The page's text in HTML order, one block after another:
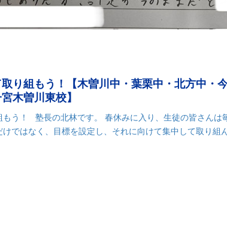
り組もう！【木曽川中・葉栗中・北方中・
曽川東校】
もう！ 塾長の北林です。 春休みに入り、生徒の皆さんは
けではなく、目標を設定し、それに向けて集中して取り組